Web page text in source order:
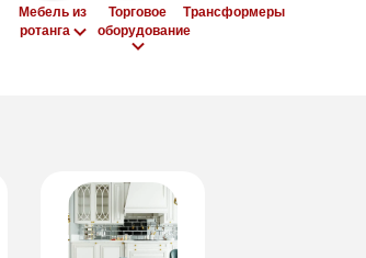
Мебель из
ротанга
Торговое
оборудование
Трансформеры